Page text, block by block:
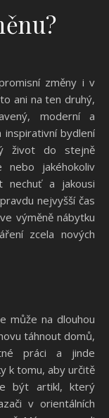
změny i v
ani na ten druhý,
moderní a
bydlení
život do stejně
nebo jakéhokoliv
nechuť a jakousi
nejvyšší čas
výměně nábytku
zcela nových
může na dlouhou
táhnout domů,
práci a jinde
k tomu, aby určitě
být artikl, který
v orientálních